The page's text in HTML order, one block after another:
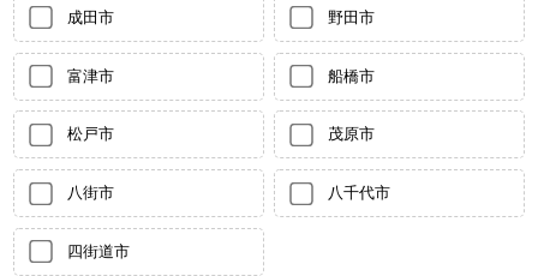
成田市 野田市
富津市 船橋市
松戸市 茂原市
八街市 八千代市
四街道市